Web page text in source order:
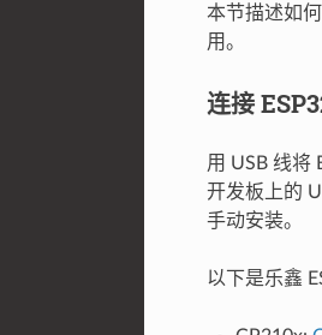
本节描述如
用。
连接
用 USB 线将
开发板上的
手动安装。
以下是乐鑫